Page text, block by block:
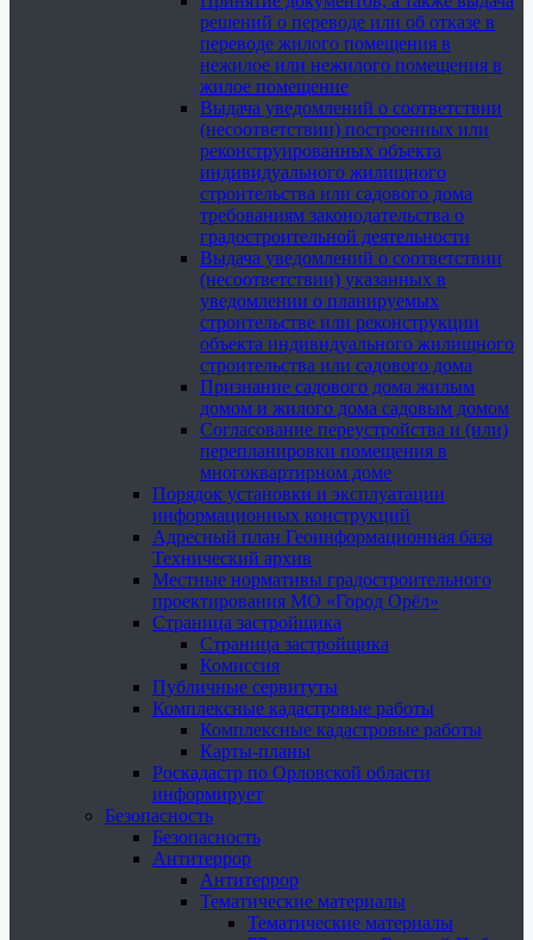
решений о переводе или об отказе в
переводе жилого помещения в
нежилое или нежилого помещения в
жилое помещение
Выдача уведомлений о соответствии
(несоответствии) построенных или
реконструированных объекта
индивидуального жилищного
строительства или садового дома
требованиям законодательства о
градостроительной деятельности
Выдача уведомлений о соответствии
(несоответствии) указанных в
уведомлении о планируемых
строительстве или реконструкции
объекта индивидуального жилищного
строительства или садового дома
Признание садового дома жилым
домом и жилого дома садовым домом
Согласование переустройства и (или)
перепланировки помещения в
многоквартирном доме
Порядок установки и эксплуатации
информационных конструкций
Адресный план Геоинформационная база
Технический архив
Местные нормативы градостроительного
проектирования МО «Город Орёл»
Страница застройщика
Страница застройщика
Комиссия
Публичные сервитуты
Комплексные кадастровые работы
Комплексные кадастровые работы
Карты-планы
Роскадастр по Орловской области
информирует
Безопасность
Безопасность
Антитеррор
Антитеррор
Тематические материалы
Тематические материалы